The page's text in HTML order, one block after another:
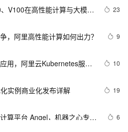
V100在高性能计算与大模型
23
，阿里高性能计算如何出力？ 9
用，阿里云Kubernetes服务
10
实例商业化发布详解 19
算平台 Angel，机器之心专访
6